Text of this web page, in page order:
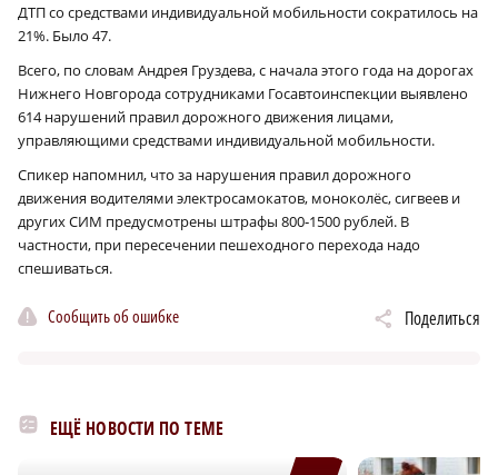
ДТП со средствами индивидуальной мобильности сократилось на
21%. Было 47.
Всего, по словам Андрея Груздева, с начала этого года на дорогах
Нижнего Новгорода сотрудниками Госавтоинспекции выявлено
614 нарушений правил дорожного движения лицами,
управляющими средствами индивидуальной мобильности.
Спикер напомнил, что за нарушения правил дорожного
движения водителями электросамокатов, моноколёс, сигвеев и
других СИМ предусмотрены штрафы 800‑1500 рублей. В
частности, при пересечении пешеходного перехода надо
спешиваться.
Сообщить об ошибке Поделиться
ЕЩЁ НОВОСТИ ПО ТЕМЕ